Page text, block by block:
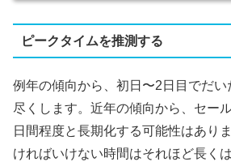
ピークタイムを推測する
例年の傾向から、初日〜2日目でだい
尽くします。近年の傾向から、セー
日間程度と長期化する可能性はあり
ければいけない時間はそれほど長く